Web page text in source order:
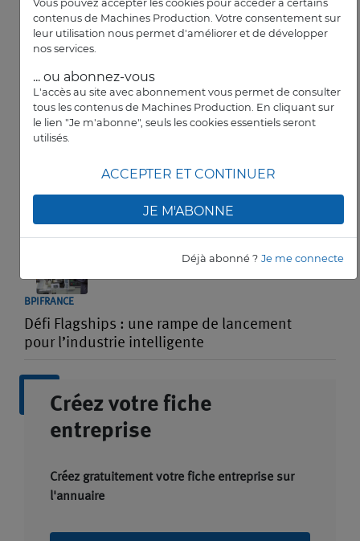
Vous pouvez accepter les cookies pour accéder à certains
contenus de Machines Production. Votre consentement sur
leur utilisation nous permet d'améliorer et de développer
nos services.
... ou abonnez-vous
L'accès au site avec abonnement vous permet de consulter
tous les contenus de Machines Production. En cliquant sur
le lien "Je m'abonne", seuls les cookies essentiels seront
utilisés.
ACCEPTER ET CONTINUER
JE M'ABONNE
Déjà abonné ? Je me connecte
données
AIRBUS HELICOPTERS
Juillet à Paris
BPIFRANCE
Défi Flagships : une rampe de lancement
pour l’industrie intelligente
Créez votre fiche
entreprise
Créez gratuitement votre fiche entreprise sur
l'annuaire